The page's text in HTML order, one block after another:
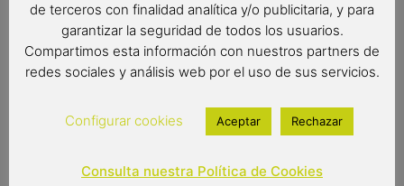
Medidas: 45cm. de radio, forma de burbuja
8,00€
Out of stock
de terceros con finalidad analítica y/o publicitaria, y para
garantizar la seguridad de todos los usuarios.
Compartimos esta información con nuestros partners de
redes sociales y análisis web por el uso de sus servicios.
Configurar cookies Aceptar Rechazar
Consulta nuestra Política de Cookies